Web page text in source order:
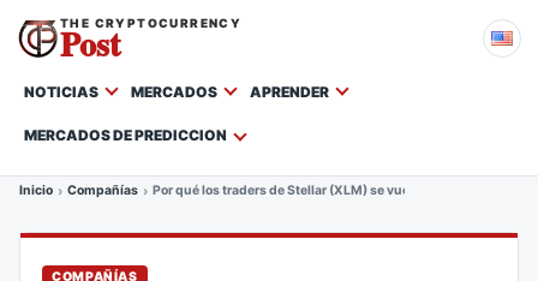
THE CRYPTOCURRENCY
Post
NOTICIAS MERCADOS APRENDER
MERCADOS DE PREDICCION
Inicio Compañías Por qué los traders de Stellar (XLM) se vuelven alcistas a
COMPAÑÍAS